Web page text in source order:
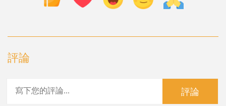
評論
評論